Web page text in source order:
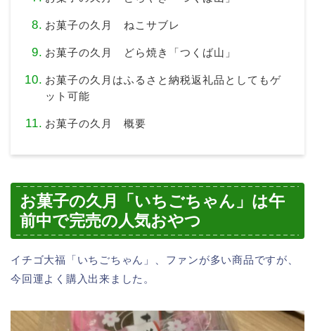
お菓子の久月 ねこサブレ
お菓子の久月 どら焼き「つくば山」
お菓子の久月はふるさと納税返礼品としてもゲ
ット可能
お菓子の久月 概要
お菓子の久月「いちごちゃん」は午
前中で完売の人気おやつ
イチゴ大福「いちごちゃん」、ファンが多い商品ですが、
今回運よく購入出来ました。